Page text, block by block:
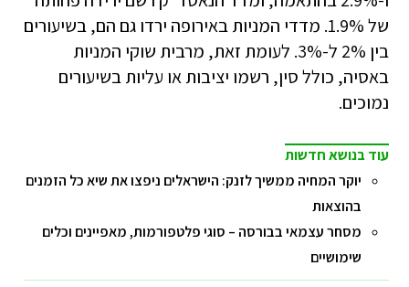
של 1.9%. מדדי המניות באירופה ירדו גם הם, בשיעורים
בין 2% ל-3%. לעומת זאת, מרבית שוקי המניות
באסיה, כולל סין, רשמו יציבות או עליות בשיעורים
נמוכים.
עוד בנושא חדשות
יוקר המחיה ממשיך לזנק: הישראלים ניפצו את שיא כל הזמנים
בהוצאות
מסחר עצמאי בבורסה – סוגי פלטפורמות, מאפיינים וכלים
שימושיים